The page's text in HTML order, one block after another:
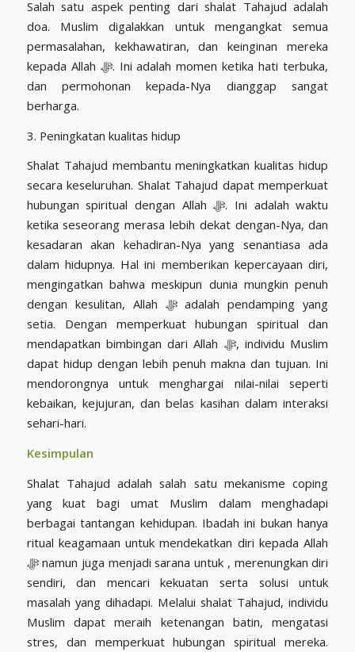
Salah satu aspek penting dari shalat Tahajud adalah
doa. Muslim digalakkan untuk mengangkat semua
permasalahan, kekhawatiran, dan keinginan mereka
kepada Allah ﷻ. Ini adalah momen ketika hati terbuka,
dan permohonan kepada-Nya dianggap sangat
berharga.
3. Peningkatan kualitas hidup
Shalat Tahajud membantu meningkatkan kualitas hidup
secara keseluruhan. Shalat Tahajud dapat memperkuat
hubungan spiritual dengan Allah ﷻ. Ini adalah waktu
ketika seseorang merasa lebih dekat dengan-Nya, dan
kesadaran akan kehadiran-Nya yang senantiasa ada
dalam hidupnya. Hal ini memberikan kepercayaan diri,
mengingatkan bahwa meskipun dunia mungkin penuh
dengan kesulitan, Allah ﷻ adalah pendamping yang
setia. Dengan memperkuat hubungan spiritual dan
mendapatkan bimbingan dari Allah ﷻ, individu Muslim
dapat hidup dengan lebih penuh makna dan tujuan. Ini
mendorongnya untuk menghargai nilai-nilai seperti
kebaikan, kejujuran, dan belas kasihan dalam interaksi
sehari-hari.
Kesimpulan
Shalat Tahajud adalah salah satu mekanisme coping
yang kuat bagi umat Muslim dalam menghadapi
berbagai tantangan kehidupan. Ibadah ini bukan hanya
ritual keagamaan untuk mendekatkan diri kepada Allah
ﷻ namun juga menjadi sarana untuk , merenungkan diri
sendiri, dan mencari kekuatan serta solusi untuk
masalah yang dihadapi. Melalui shalat Tahajud, individu
Muslim dapat meraih ketenangan batin, mengatasi
stres, dan memperkuat hubungan spiritual mereka.